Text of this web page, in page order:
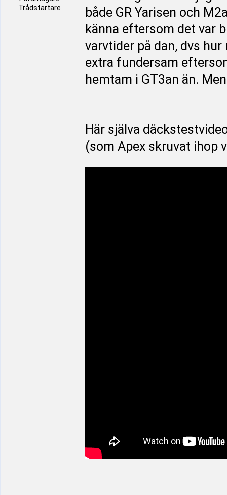
Trådstartare
både GR Yarisen och
känna eftersom det var
varvtider på dan, dvs
extra fundersam
hemtam i GT3an än.
Här själva
(som Apex skruvat ihop